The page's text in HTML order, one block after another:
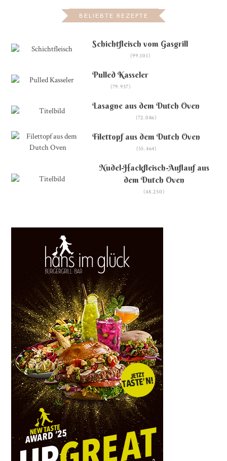
BELIEBTE REZEPTE
Schichtfleisch vom Gasgrill
(99.101)
Pulled Kasseler
(79.957)
Lasagne aus dem Dutch Oven
(72.086)
Filettopf aus dem Dutch Oven
(55.464)
Nudel-Hackfleisch-Auflauf aus
dem Dutch Oven
(48.250)